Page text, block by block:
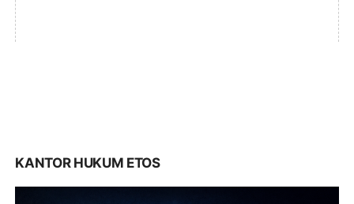
KANTOR HUKUM ETOS